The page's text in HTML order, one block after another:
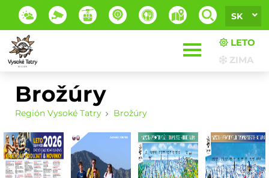
SK
LETO
ZIMA
Brožúry
Región Vysoké Tatry Brožúry